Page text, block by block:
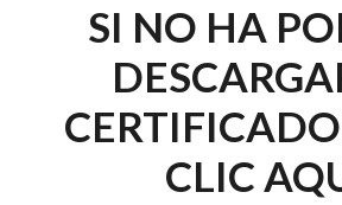
SI NO HA
CLIC